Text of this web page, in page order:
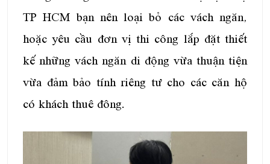
TP HCM bạn nên loại bỏ các vách ngăn,
hoặc yêu cầu đơn vị thi công lắp đặt thiết
kế những vách ngăn di động vừa thuận tiện
vừa đảm bảo tính riêng tư cho các căn hộ
có khách thuê đông.